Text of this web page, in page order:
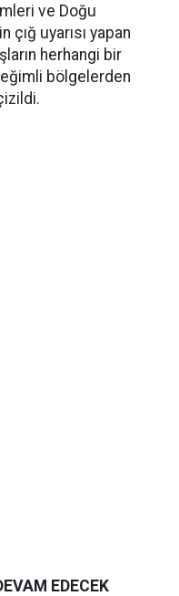
ve Doğu
uyarısı yapan
herhangi bir
bölgelerden
EDECEK